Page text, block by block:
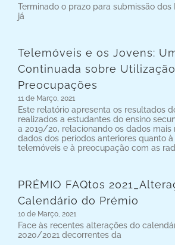
Terminado o prazo para submissão dos
já
Telemóveis e os Jovens:
Continuada sobre
Preocupações
11 de Março, 2021
Este relatório apresenta os resultados
realizados a estudantes do ensino
a 2019/20, relacionando os dados mais
dados dos períodos anteriores quanto
telemóveis e à preocupação com as
PRÉMIO FAQtos
Calendário do Prémio
10 de Março, 2021
Face às recentes alterações do
2020/2021 decorrentes da